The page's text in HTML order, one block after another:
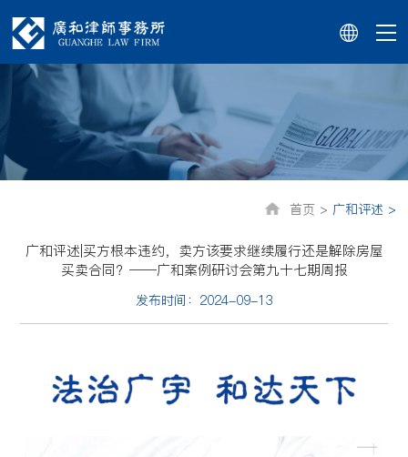
首页 > 广和评述 >
广和评述|买方根本违约，卖方该要求继续履行还是解除房屋
买卖合同？——广和案例研讨会第九十七期周报
发布时间：2024-09-13